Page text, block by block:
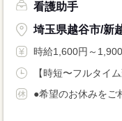
看護助手
埼玉県越谷市/新
時給1,600円～
【時短〜フルタイ
●希望のお休みをご